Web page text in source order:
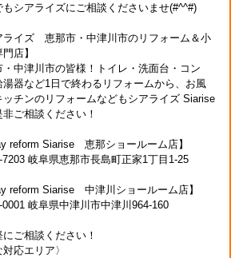
もシアライズにご相談くださいませ(#^^#)
ライズ 恵那市・中津川市のリフォーム＆小
店】
・中津川市の皆様！トイレ・洗面台・コン
湯器など1日で終わるリフォームから、お風
ッチンのリフォームなどもシアライズ Siarise
非ご相談ください！
reform Siarise 恵那ショールーム店】
7203 岐阜県恵那市長島町正家1丁目1-25
reform Siarise 中津川ショールーム店】
0001 岐阜県中津川市中津川964-160
にご相談ください！
対応エリア〉